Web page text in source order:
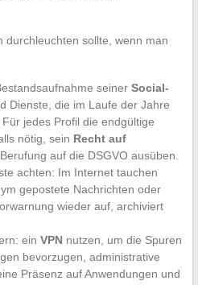
durchleuchten sollte, wenn man
seiner Social-
Dienste, die im Laufe der Jahre
jedes Profil die endgültige
nötig, sein Recht auf
auf die DSGVO ausüben.
achten: Im Internet tauchen
gepostete Nachrichten oder
wieder auf, archiviert
ein VPNnutzen, um die Spuren
bevorzugen, administrative
Präsenz auf Anwendungen und